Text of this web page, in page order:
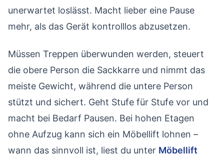
unerwartet loslässt. Macht lieber eine Pause
mehr, als das Gerät kontrolllos abzusetzen.
Müssen Treppen überwunden werden, steuert
die obere Person die Sackkarre und nimmt das
meiste Gewicht, während die untere Person
stützt und sichert. Geht Stufe für Stufe vor und
macht bei Bedarf Pausen. Bei hohen Etagen
ohne Aufzug kann sich ein Möbellift lohnen –
wann das sinnvoll ist, liest du unter Möbellift